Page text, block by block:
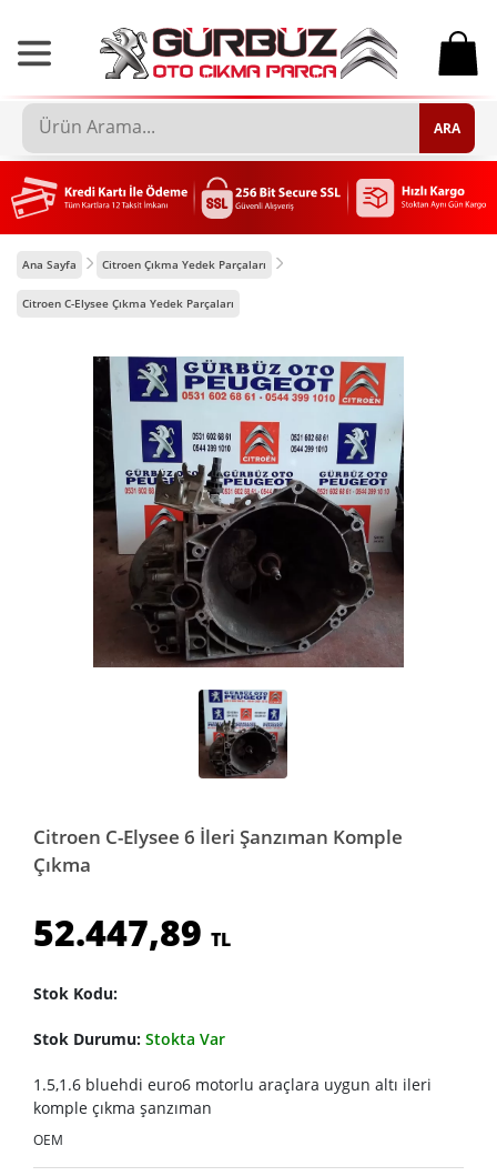
0
ARA
Ana Sayfa Citroen Çıkma Yedek Parçaları
Citroen C-Elysee Çıkma Yedek Parçaları
Citroen C-Elysee 6 İleri Şanzıman Komple
Çıkma
52.447,89 TL
Stok Kodu:
Stok Durumu: Stokta Var
1.5,1.6 bluehdi euro6 motorlu araçlara uygun altı ileri
komple çıkma şanzıman
OEM